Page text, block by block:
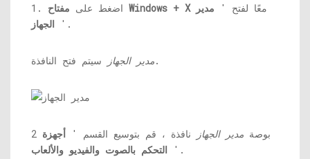
1. اضغط على مفتاح Windows + X معًا لفتح ' مدير
الجهاز '.
مدير الجهازسيتم فتح النافذة.
2 بوصة مدير الجهاز نافذة ، قم بتوسيع القسم ' أجهزة
التحكم بالصوت والفيديو والألعاب '.